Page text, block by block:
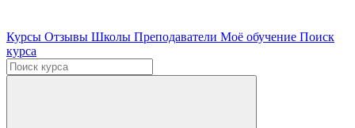
Курсы Отзывы Школы Преподаватели Моё обучение Поиск
курса